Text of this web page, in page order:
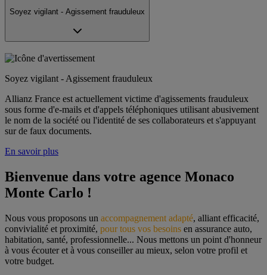
Soyez vigilant - Agissement frauduleux
Soyez vigilant - Agissement frauduleux
Allianz France est actuellement victime d'agissements frauduleux
sous forme d'e-mails et d'appels téléphoniques utilisant abusivement
le nom de la société ou l'identité de ses collaborateurs et s'appuyant
sur de faux documents.
En savoir plus
Bienvenue dans votre agence Monaco
Monte Carlo !
Nous vous proposons un accompagnement adapté, alliant efficacité,
convivialité et proximité, pour tous vos besoins en assurance auto,
habitation, santé, professionnelle... Nous mettons un point d'honneur
à vous écouter et à vous conseiller au mieux, selon votre profil et
votre budget.